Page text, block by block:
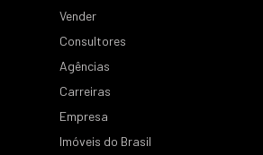
Vender
Consultores
Agências
Carreiras
Empresa
Imóveis do Brasil